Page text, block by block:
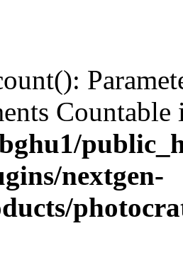
Countable
nextgen-